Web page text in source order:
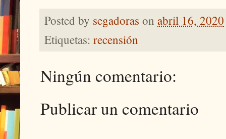
Posted by segadoras on abril 16, 2020
Etiquetas: recensión
Ningún comentario:
Publicar un comentario